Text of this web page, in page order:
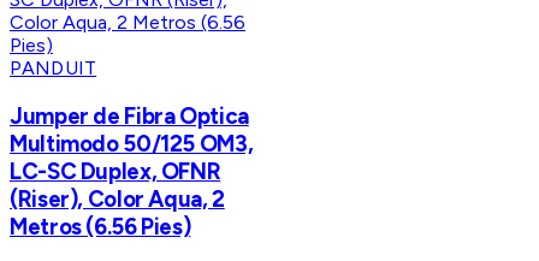
PANDUIT
Jumper de Fibra Optica
Multimodo 50/125 OM3,
LC-SC Duplex, OFNR
(Riser), Color Aqua, 2
Metros (6.56 Pies)